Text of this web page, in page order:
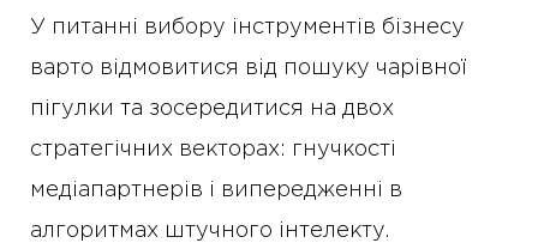
У питанні вибору інструментів бізнесу
варто відмовитися від пошуку чарівної
пігулки та зосередитися на двох
стратегічних векторах: гнучкості
медіапартнерів і випередженні в
алгоритмах штучного інтелекту.